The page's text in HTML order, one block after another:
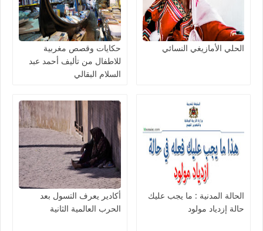
الحلي الأمازيغي النسائي
حكايات وقصص مغربية
للاطفال من تأليف أحمد عبد
السلام البقالي
الحالة المدنية : ما يجب عليك
حالة إزدياد مولود
أكادير يعرف التسول بعد
الحرب العالمية الثانية